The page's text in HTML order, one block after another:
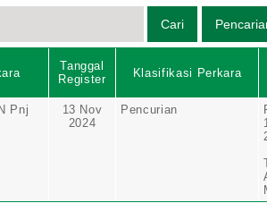
Tanggal
Register
Klasifikasi Perkara
Pnj
13 Nov
2024
Pencurian